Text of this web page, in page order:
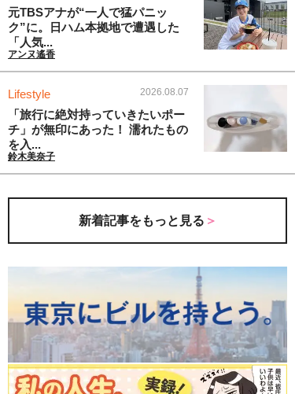
元TBSアナが“一人で猛パニッ
ク”に。日ハム本拠地で遭遇した
「人気...
アンヌ遙香
Lifestyle 2026.08.07
「旅行に絶対持っていきたいポー
チ」が無印にあった！ 濡れたもの
を入...
鈴木美奈子
新着記事をもっと見る